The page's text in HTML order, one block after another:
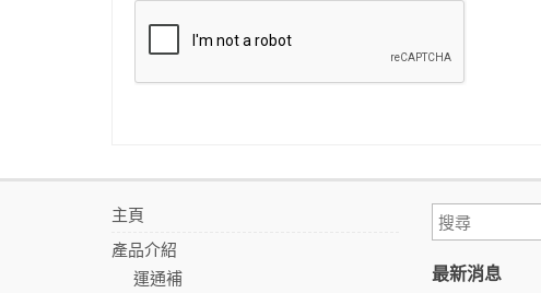
主頁
產品介紹
運通補
最新消息